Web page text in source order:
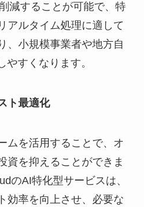
減することが可能で、特
アルタイム処理に適して
、小規模事業者や地方自
すくなります。
ト最適化
ムを活用することで、オ
資を抑えることができま
のAI特化型サービスは、
効率を向上させ、必要な